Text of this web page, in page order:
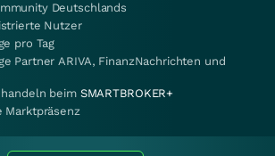
Deutschlands
Nutzer
pro Tag
Partner ARIVA, FinanzNachrichten und
beim SMARTBROKER+
Marktpräsenz